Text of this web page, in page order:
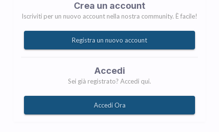
Crea un account
Iscriviti per un nuovo account nella nostra community. È facile!
Registra un nuovo account
Accedi
Sei già registrato? Accedi qui.
Accedi Ora